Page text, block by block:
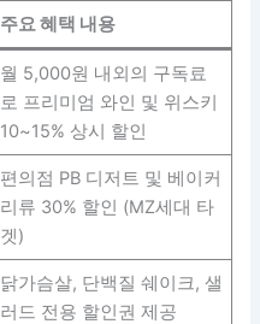
주요 혜택 내용
월 5,000원 내외의 구독료
로 프리미엄 와인 및 위스키
10~15% 상시 할인
편의점 PB 디저트 및 베이커
리류 30% 할인 (MZ세대 타
겟)
닭가슴살, 단백질 쉐이크, 샐
러드 전용 할인권 제공